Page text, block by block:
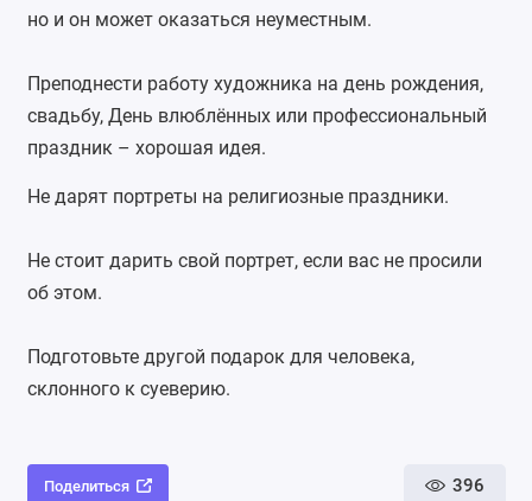
но и он может оказаться неуместным.
Преподнести работу художника на день рождения,
свадьбу, День влюблённыхили профессиональный
праздник – хорошая идея.
Не дарят портреты на религиозные праздники.
Не стоит дарить свой портрет, если вас не просили
об этом.
Подготовьте другой подарок для человека,
склонного к суеверию.
Поделиться 396